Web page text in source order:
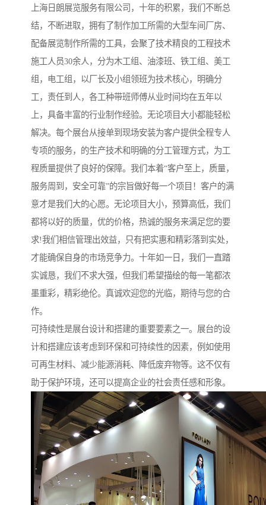
上海日朗展览服务有限公司，十年的积累，我们不断总
结，不断进取，拥有了制作加工所需的大型车间厂房、
配备展览制作所需的工具，会聚了技术精良的工程技术
施工人员30余人，分为木工组、油漆班、铁工组、美工
组，电工组，以厂长及小组领班为技术核心，明确分
工，责任到人，各工种带班师傅从业时间均在五年以
上，具备丰富的行业制作经验。无论项目大小都能轻松
解决。每个展台从接单到现场安装为客户提供全程专人
专项的服务，的生产技术和明确的分工管理方式，为工
程质量提供了良好的保障。我们本着“客户至上，质量，
服务周到，安全可靠”的宗旨做好每一个项目！客户的满
意才是我们大的心愿。无论项目大小，预算高低，我们
都将以好的质量，优的价格，热诚的服务来满足您的要
求!我们相信管理出效益，只有把实惠和精彩落到实处，
才能确保自身的市场竞争力。十年如一日，我们一直踏
实诚恳，我们不求大强，但我们希望描绘的每一笔都浓
墨重彩，精彩绝伦。真诚欢迎您的光临，期待与您的合
作。
可持续性是展台设计和搭建的重要要素之一。展台的设
计和搭建应该考虑到环保和可持续性的因素，例如使用
可再生材料、减少能源消耗、降低废弃物等。这不仅有
助于保护环境，还可以提高企业的社会责任感和形象。